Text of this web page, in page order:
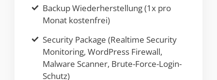
Backup Wiederherstellung (1x pro
Monat kostenfrei)
Security Package (Realtime Security
Monitoring, WordPress Firewall,
Malware Scanner, Brute-Force-Login-
Schutz)